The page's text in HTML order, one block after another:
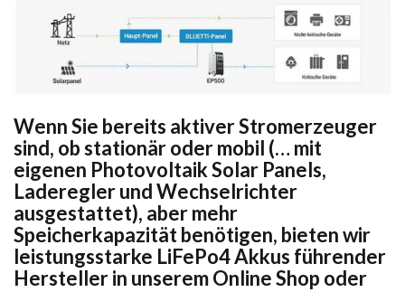
Wenn Sie bereits aktiver Stromerzeuger
sind, ob stationär oder mobil (… mit
eigenen Photovoltaik Solar Panels,
Laderegler und Wechselrichter
ausgestattet), aber mehr
Speicherkapazität benötigen, bieten wir
leistungsstarke LiFePo4 Akkus führender
Hersteller in unserem Online Shop oder